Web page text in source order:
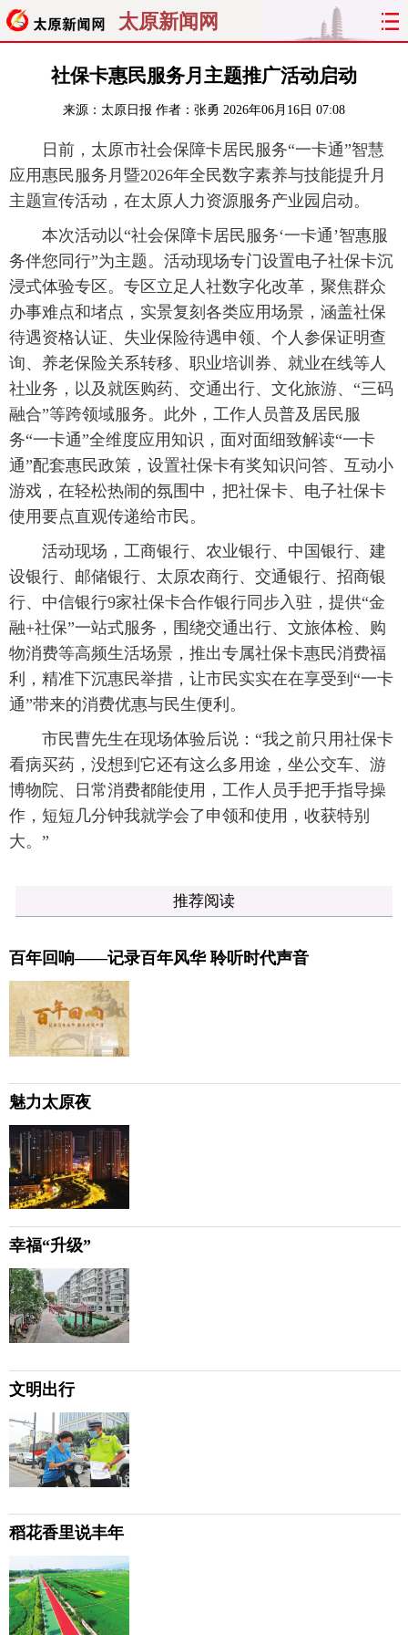
太原新闻网
首页 聚焦 太原 山西
经济 关注 文明 出行
纵横 曝光 综合 专题
旅游 理财 政务 教育
看天下 晋月读 最太原 网罗民生
太原日报 太原晚报 热评 社区
社保卡惠民服务月主题推广活动启动
来源： 太原日报 作者：张勇 2026年06月16日 07:08
日前，太原市社会保障卡居民服务“一卡通”智慧
应用惠民服务月暨2026年全民数字素养与技能提升月
主题宣传活动，在太原人力资源服务产业园启动。
本次活动以“社会保障卡居民服务‘一卡通’智惠服
务伴您同行”为主题。活动现场专门设置电子社保卡沉
浸式体验专区。专区立足人社数字化改革，聚焦群众
办事难点和堵点，实景复刻各类应用场景，涵盖社保
待遇资格认证、失业保险待遇申领、个人参保证明查
询、养老保险关系转移、职业培训券、就业在线等人
社业务，以及就医购药、交通出行、文化旅游、“三码
融合”等跨领域服务。此外，工作人员普及居民服
务“一卡通”全维度应用知识，面对面细致解读“一卡
通”配套惠民政策，设置社保卡有奖知识问答、互动小
游戏，在轻松热闹的氛围中，把社保卡、电子社保卡
使用要点直观传递给市民。
活动现场，工商银行、农业银行、中国银行、建
设银行、邮储银行、太原农商行、交通银行、招商银
行、中信银行9家社保卡合作银行同步入驻，提供“金
融+社保”一站式服务，围绕交通出行、文旅体检、购
物消费等高频生活场景，推出专属社保卡惠民消费福
利，精准下沉惠民举措，让市民实实在在享受到“一卡
通”带来的消费优惠与民生便利。
市民曹先生在现场体验后说：“我之前只用社保卡
看病买药，没想到它还有这么多用途，坐公交车、游
博物院、日常消费都能使用，工作人员手把手指导操
作，短短几分钟我就学会了申领和使用，收获特别
大。”
推荐阅读
百年回响——记录百年风华 聆听时代声音
魅力太原夜
幸福“升级”
文明出行
稻花香里说丰年